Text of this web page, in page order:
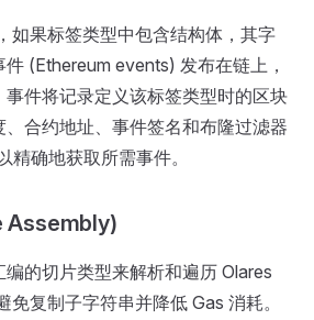
如果标签类型中包含结构体，其字
(Ethereum events) 发布在链上，
件将记录定义该标签类型时的区块
合约地址、事件签名和布隆过滤器
确地获取所需事件。
Assembly)
的切片类型来解析和遍历 Olares
免复制子字符串并降低 Gas 消耗。